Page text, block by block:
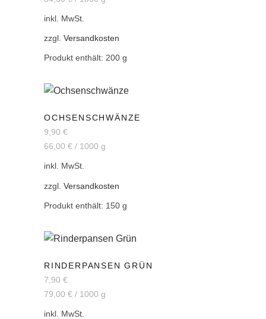
inkl. MwSt.
zzgl. Versandkosten
Produkt enthält: 200 g
OCHSENSCHWÄNZE
9,90 €
66,00 € / 1000 g
inkl. MwSt.
zzgl. Versandkosten
Produkt enthält: 150 g
RINDERPANSEN GRÜN
7,90 €
79,00 € / 1000 g
inkl. MwSt.